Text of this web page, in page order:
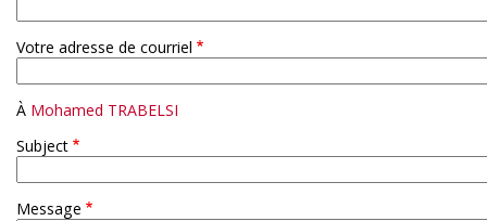
Votre adresse de courriel
À Mohamed TRABELSI
Subject
Message